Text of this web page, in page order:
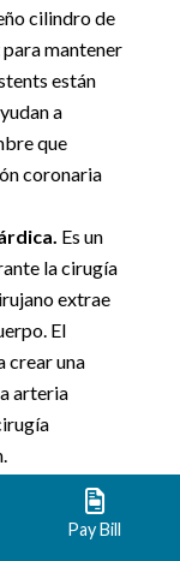
cilindro de
mantener
están
a
que
coronaria
Es un
la cirugía
extrae
El
crear una
arteria
coronario, es
te
Pay Bill